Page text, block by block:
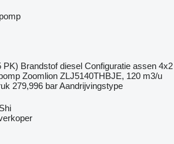
PK) Brandstof diesel Configuratie assen 4x2
Zoomlion ZLJ5140THBJE, 120 m3/u
279,996 barAandrijvingstype